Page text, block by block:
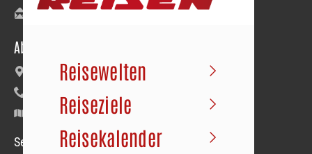
Reisewelten
Reiseziele
Reisekalender
info@strier.de
Abfahrt der Busse
Maybachstraße 22 | Gewerbegebiet Süd
Google Maps
Service-Hotline Mo.–Fr. 09.00–18.00 Uhr